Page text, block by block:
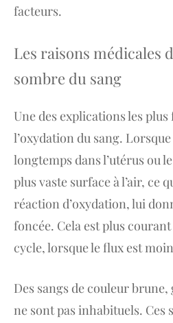
facteurs.
Les raisons médicales
sombre du sang
Une des explications les
l’oxydation du sang.
longtemps dans l’utérus ou
plus vaste surface à l’air, ce
réaction d’oxydation, lui
foncée. Cela est plus
cycle, lorsque le flux est
Des sangs de couleur
ne sont pas inhabituels. Ces